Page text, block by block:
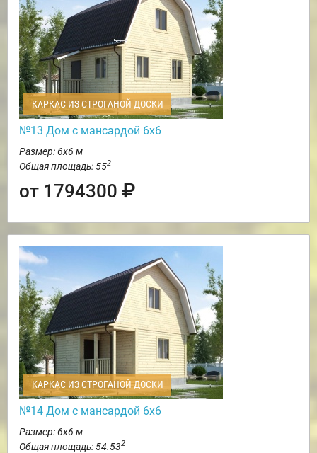
КАРКАС ИЗ СТРОГАНОЙ ДОСКИ
№13 Дом с мансардой 6х6
Размер: 6х6 м
Общая площадь: 552
от 1794300
КАРКАС ИЗ СТРОГАНОЙ ДОСКИ
№14 Дом с мансардой 6х6
Размер: 6х6 м
Общая площадь: 54.532